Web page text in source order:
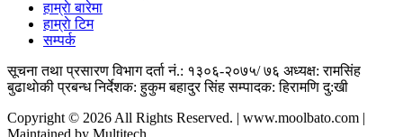
हाम्राे बारेमा
हाम्राे टिम
सम्पर्क
सूचना तथा प्रसारण विभाग दर्ता नं.: १३०६-२०७५/ ७६ अध्यक्ष: रामसिंह
बुढाथाेकी प्रबन्ध निर्देशक: हुकुम बहादुर सिंह सम्पादक: हिरामणि दु:खी
Copyright © 2026 All Rights Reserved. | www.moolbato.com |
Maintained by Multitech